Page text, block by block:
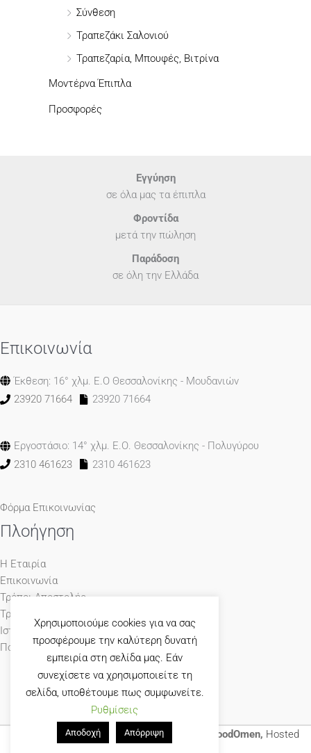
Σύνθεση
Τραπεζάκι Σαλονιού
Τραπεζαρία, Μπουφές, Βιτρίνα
Μοντέρνα Έπιπλα
Προσφορές
Εγγύηση
σε όλα μας τα έπιπλα
Φροντίδα
μετά την πώληση
Παράδοση
σε όλη την Ελλάδα
Επικοινωνία
Έκθεση: 16° χλμ. Ε.Ο Θεσσαλονίκης - Μουδανιών
23920 71664
23920 71664
Εργοστάσιο: 14° χλμ. Ε.Ο. Θεσσαλονίκης - Πολυγύρου
2310 461623
2310 461623
Φόρμα Επικοινωνίας
Πλοήγηση
Η Εταιρία
Επικοινωνία
Τρόποι Αποστολής
Τρόποι Πληρωμής
Ιστολόγιο
Πολιτική Απορρήτου
© 1965-2026 Γκούμας Έπιπλο Designed by GoodOmen, Hosted
Χρησιμοποιούμε cookies για να σας
προσφέρουμε την καλύτερη δυνατή
εμπειρία στη σελίδα μας. Εάν
συνεχίσετε να χρησιμοποιείτε τη
σελίδα, υποθέτουμε πως συμφωνείτε.
Ρυθμίσεις
Αποδοχή Απόρριψη